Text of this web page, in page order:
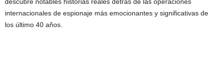
internacionales de espionaje más emocionantes y significativas de
los último 40 años.